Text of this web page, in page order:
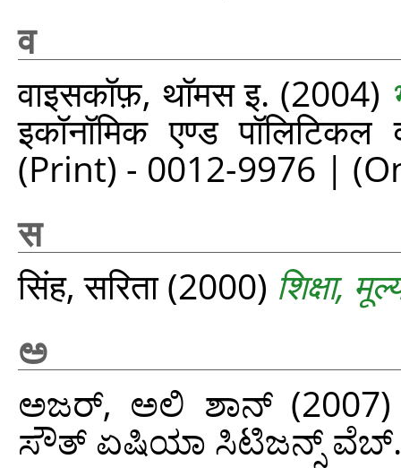
व
वाइसकॉफ़, थॉमस इ. (2004)
इकॉनॉमिक एण्ड
(Print) - 0012-9976 |
स
सिंह, सरिता(2000) शिक्षा,
ಅ
ಅಜರ್, ಅಲಿ ಶಾನ್
ಸೌತ್‌ ಏಷಿಯಾ ಸಿಟಿಜನ್ಸ್‌ ವೆಬ್‌.